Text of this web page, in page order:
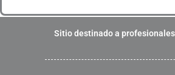
d
Sitio destinado a